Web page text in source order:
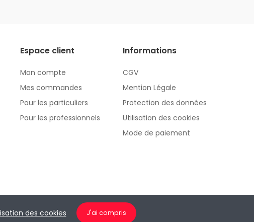
Espace client
Mon compte
Mes commandes
Pour les particuliers
Pour les professionnels
Informations
CGV
Mention Légale
Protection des données
Utilisation des cookies
Mode de paiement
des cookies J'ai compris